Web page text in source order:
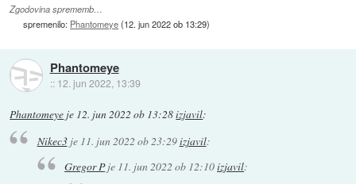
Zgodovina sprememb…
spremenilo: Phantomeye(12. jun 2022 ob 13:29)
Phantomeye
:: 12. jun 2022, 13:39
Phantomeye je 12. jun 2022 ob 13:28izjavil:
Nikec3je 11. jun 2022 ob 23:29izjavil:
Gregor Pje 11. jun 2022 ob 12:10izjavil: